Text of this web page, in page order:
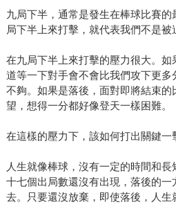
九局下半，通常是發生在棒球比賽
局下半上來打擊，就代表我們不是被
在九局下半上來打擊的壓力很大。
道等一下對手會不會比我們攻下更
不夠。如果是落後，面對即將結束
望，想得一分都好像登天一樣困難。
在這樣的壓力下，該如何打出關鍵一
人生就像棒球，沒有一定的時間和
十七個出局數還沒有出現，落後的
去。只要還沒放棄，即使落後，人生